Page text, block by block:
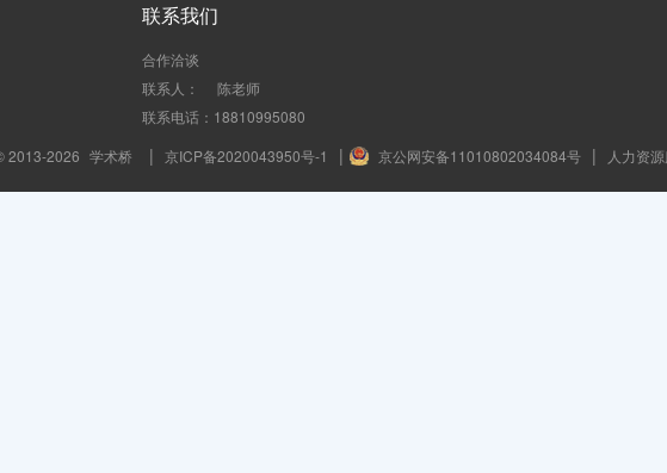
联系我们
合作洽谈
联系人： 陈老师
联系电话：18810995080
2013-2026 学术桥 | 京ICP备2020043950号-1 | 京公网安备11010802034084号 | 人力资